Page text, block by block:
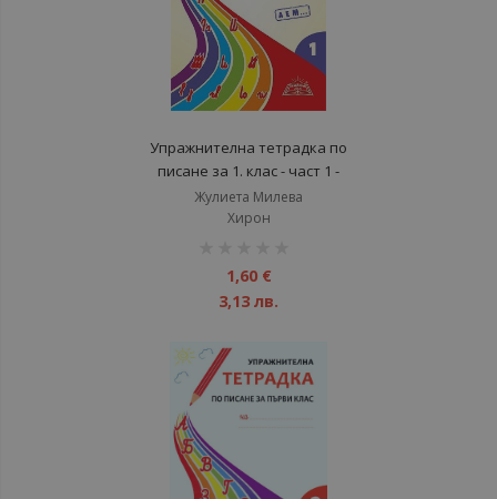
Упражнителна тетрадка по
писане за 1. клас - част 1 -
Подредба А, Е, М...
Жулиета Милева
Хирон
1,60 €
3,13 лв.